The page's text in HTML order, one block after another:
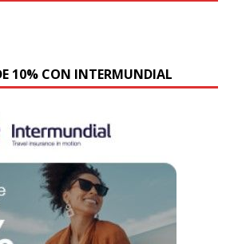
10% CON INTERMUNDIAL